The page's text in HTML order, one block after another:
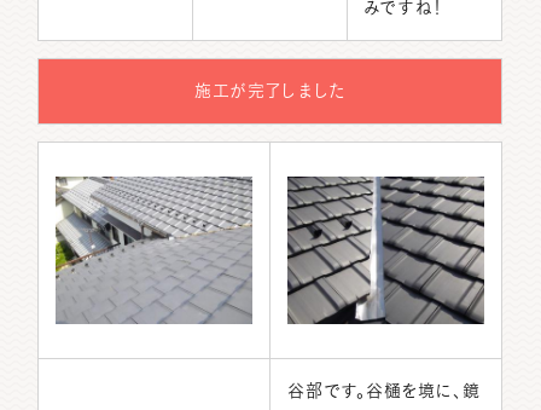
みですね！
施工が完了しました
谷部です。谷樋を境に、鏡